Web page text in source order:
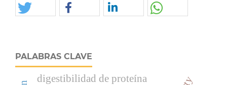
PALABRAS CLAVE
digestibilidad de proteína